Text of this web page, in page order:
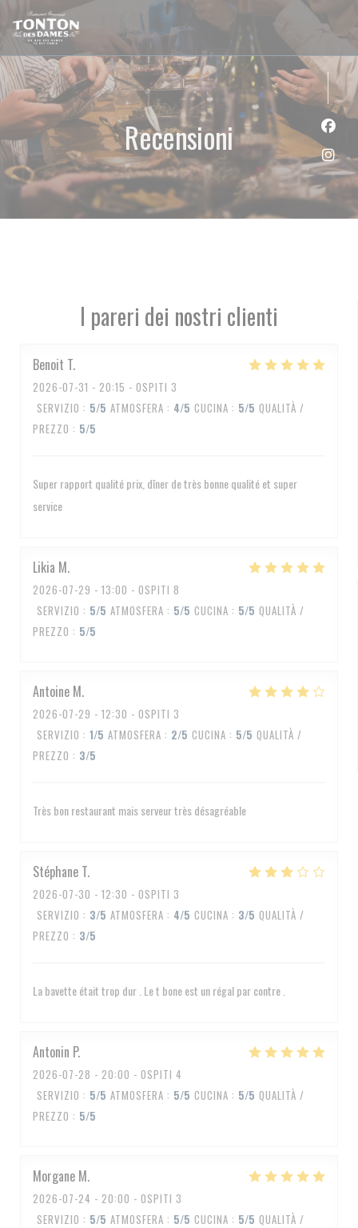
Personalizzazione delle tue scelte sui cookie
Recensioni
I pareri dei nostri clienti
Benoit T
2026-07-31 - 20:15 - OSPITI 3
SERVIZIO : 5/5 ATMOSFERA : 4/5 CUCINA : 5/5 QUALITÀ /
PREZZO : 5/5
Super rapport qualité prix, dîner de très bonne qualité et super
service
Likia M
2026-07-29 - 13:00 - OSPITI 8
SERVIZIO : 5/5 ATMOSFERA : 5/5 CUCINA : 5/5 QUALITÀ /
PREZZO : 5/5
Antoine M
2026-07-29 - 12:30 - OSPITI 3
SERVIZIO : 1/5 ATMOSFERA : 2/5 CUCINA : 5/5 QUALITÀ /
PREZZO : 3/5
Très bon restaurant mais serveur très désagréable
Stéphane T
2026-07-30 - 12:30 - OSPITI 3
SERVIZIO : 3/5 ATMOSFERA : 4/5 CUCINA : 3/5 QUALITÀ /
PREZZO : 3/5
La bavette était trop dur . Le t bone est un régal par contre .
Antonin P
2026-07-28 - 20:00 - OSPITI 4
SERVIZIO : 5/5 ATMOSFERA : 5/5 CUCINA : 5/5 QUALITÀ /
PREZZO : 5/5
Morgane M
2026-07-24 - 20:00 - OSPITI 3
SERVIZIO : 5/5 ATMOSFERA : 5/5 CUCINA : 5/5 QUALITÀ /